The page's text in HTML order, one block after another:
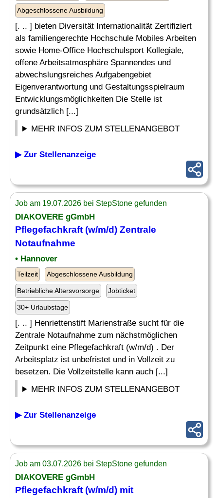
Abgeschlossene Ausbildung
[. .. ] bieten Diversität Internationalität Zertifiziert
als familiengerechte Hochschule Mobiles Arbeiten
sowie Home-Office Hochschulsport Kollegiale,
offene Arbeitsatmosphäre Spannendes und
abwechslungsreiches Aufgabengebiet
Eigenverantwortung und Gestaltungsspielraum
Entwicklungsmöglichkeiten Die Stelle ist
grundsätzlich [...]
MEHR INFOS ZUM STELLENANGEBOT
▶ Zur Stellenanzeige
Job am 19.07.2026 bei StepStone gefunden
DIAKOVERE gGmbH
Pflegefachkraft (w/m/d) Zentrale
Notaufnahme
• Hannover
Teilzeit Abgeschlossene Ausbildung
Betriebliche Altersvorsorge Jobticket
30+ Urlaubstage
[. .. ] Henriettenstift Marienstraße sucht für die
Zentrale Notaufnahme zum nächstmöglichen
Zeitpunkt eine Pflegefachkraft (w/m/d) . Der
Arbeitsplatz ist unbefristet und in Vollzeit zu
besetzen. Die Vollzeitstelle kann auch [...]
MEHR INFOS ZUM STELLENANGEBOT
▶ Zur Stellenanzeige
Job am 03.07.2026 bei StepStone gefunden
DIAKOVERE gGmbH
Pflegefachkraft (w/m/d) mit